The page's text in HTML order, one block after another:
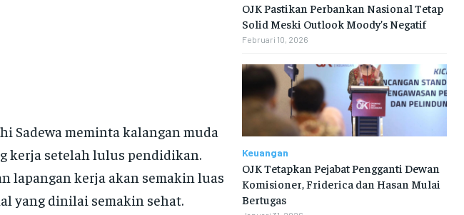
Sadewa meminta kalangan muda
kerja setelah lulus pendidikan.
lapangan kerja akan semakin luas
yang dinilai semakin sehat.
OJK Pastikan Perbankan Nasional Tetap
Solid Meski Outlook Moody’s Negatif
Februari 10, 2026
Keuangan
OJK Tetapkan Pejabat Pengganti Dewan
Komisioner, Friderica dan Hasan Mulai
Bertugas